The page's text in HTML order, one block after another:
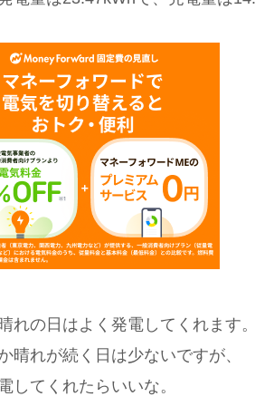
れの日はよく発電してくれます
晴れが続く日は少ないですが、
してくれたらいいな。